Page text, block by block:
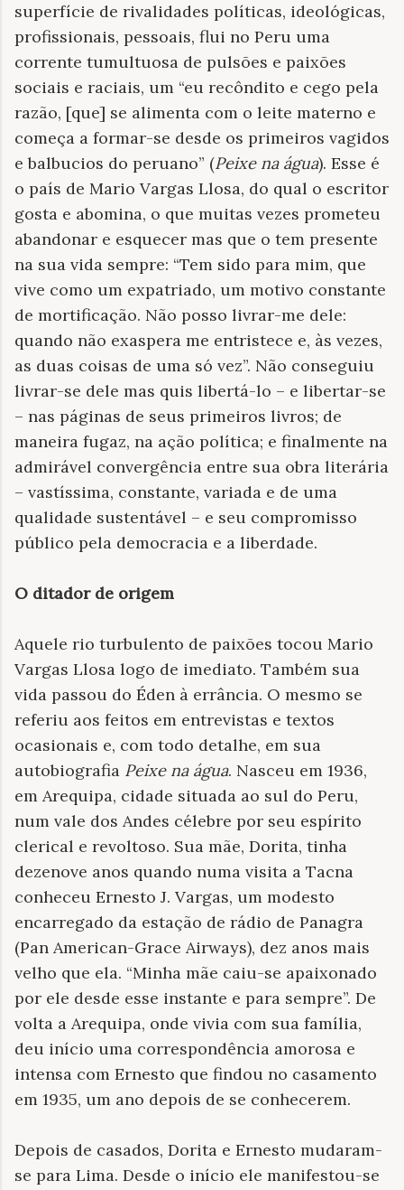
superfície de rivalidades políticas, ideológicas,
profissionais, pessoais, flui no Peru uma
corrente tumultuosa de pulsões e paixões
sociais e raciais, um “eu recôndito e cego pela
razão, [que] se alimenta com o leite materno e
começa a formar-se desde os primeiros vagidos
e balbucios do peruano” (Peixe na água). Esse é
o país de Mario Vargas Llosa, do qual o escritor
gosta e abomina, o que muitas vezes prometeu
abandonar e esquecer mas que o tem presente
na sua vida sempre: “Tem sido para mim, que
vive como um expatriado, um motivo constante
de mortificação. Não posso livrar-me dele:
quando não exaspera me entristece e, às vezes,
as duas coisas de uma só vez”. Não conseguiu
livrar-se dele mas quis libertá-lo – e libertar-se
– nas páginas de seus primeiros livros; de
maneira fugaz, na ação política; e finalmente na
admirável convergência entre sua obra literária
– vastíssima, constante, variada e de uma
qualidade sustentável – e seu compromisso
público pela democracia e a liberdade.
O ditador de origem
Aquele rio turbulento de paixões tocou Mario
Vargas Llosa logo de imediato. Também sua
vida passou do Éden à errância. O mesmo se
referiu aos feitos em entrevistas e textos
ocasionais e, com todo detalhe, em sua
autobiografia Peixe na água. Nasceu em 1936,
em Arequipa, cidade situada ao sul do Peru,
num vale dos Andes célebre por seu espírito
clerical e revoltoso. Sua mãe, Dorita, tinha
dezenove anos quando numa visita a Tacna
conheceu Ernesto J. Vargas, um modesto
encarregado da estação de rádio de Panagra
(Pan American-Grace Airways), dez anos mais
velho que ela. “Minha mãe caiu-se apaixonado
por ele desde esse instante e para sempre”. De
volta a Arequipa, onde vivia com sua família,
deu início uma correspondência amorosa e
intensa com Ernesto que findou no casamento
em 1935, um ano depois de se conhecerem.
Depois de casados, Dorita e Ernesto mudaram-
se para Lima. Desde o início ele manifestou-se